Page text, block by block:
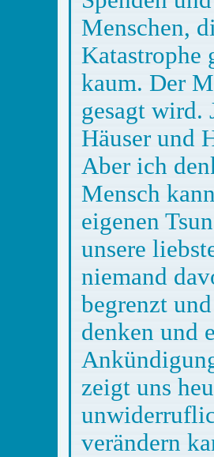
Menschen,
Katastrophe
kaum. Der
gesagt wird.
Häuser und
Aber ich
Mensch
eigenen
unsere
niemand
begrenzt
denken und
zeigt uns
verändern